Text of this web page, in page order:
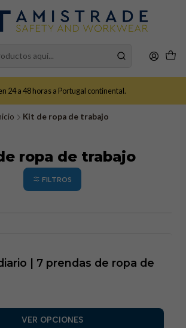
24 a 48 horas a Portugal continental.
Kit de ropa de trabajo
ropa de trabajo
FILTROS
| 7 prendas de ropa de
VER OPCIONES